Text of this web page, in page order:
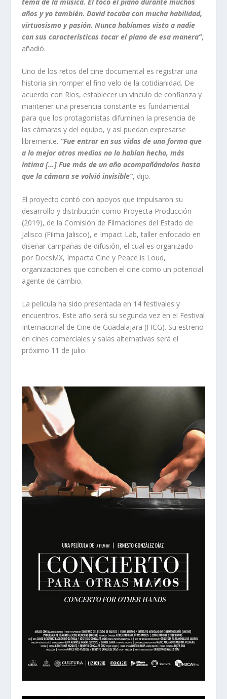
años y yo también. David tocaba con mucha habilidad,
virtuosismo y pasión. Nunca habíamos visto a nadie
con sus características tocar el piano de esa manera”,
añadió.
Uno de los retos del cine documental es registrar una
historia sin romper el fino velo de la cotidianidad. De
acuerdo con Ríos, establecer un vínculo de confianza y
mantener una presencia constante es fundamental
para que los protagonistas difuminen la presencia de
las cámaras y del equipo, y así puedan expresarse
libremente. “Fue entrar en sus vidas de una forma que
a lo mejor otros medios no lo habían hecho, más
íntima […] Fue más de un año acompañándolos hasta
que la cámara se volvió invisible”, dijo.
El proyecto contó con apoyos que impulsaron su
desarrollo y distribución como Proyecta Producción
(2019), de la Comisión de Filmaciones del Estado de
Jalisco (Filma Jalisco), e Impact Lab, taller enfocado en
diseñar campañas de difusión, el cual es organizado
por DocsMX, Impacta Cine y Peace is Loud,
organizaciones que conciben el cine como un potencial
agente de cambio.
La película ha sido presentada en 14 festivales y
encuentros. Este año será su segunda vez en el Festival
Internacional de Cine de Guadalajara (FICG). Su estreno
en cines comerciales y salas alternativas será el
próximo 11 de julio.